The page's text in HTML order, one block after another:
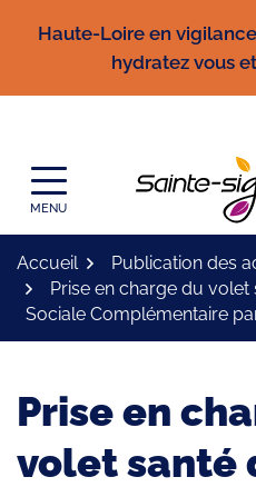
Haute-Loire en
hydratez vous
MENU
Accueil
Publication des
Prise en charge du
Sociale Complémentaire
Prise en
volet santé